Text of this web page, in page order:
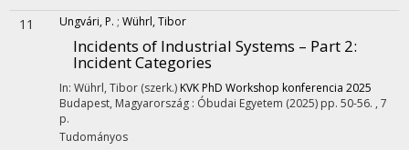
11 Ungvári, P. ; Wührl, Tibor
Incidents of Industrial Systems – Part 2:
Incident Categories
In: Wührl, Tibor (szerk.) KVK PhD Workshop konferencia 2025
Budapest, Magyarország : Óbudai Egyetem (2025) pp. 50-56. , 7
p.
Tudományos